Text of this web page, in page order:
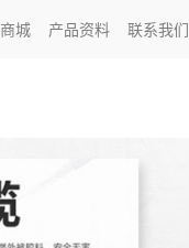
商城 产品资料 联系我们